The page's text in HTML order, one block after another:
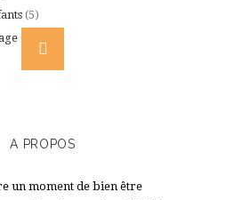
(5)
(9)
A PROPOS
un moment de bien être